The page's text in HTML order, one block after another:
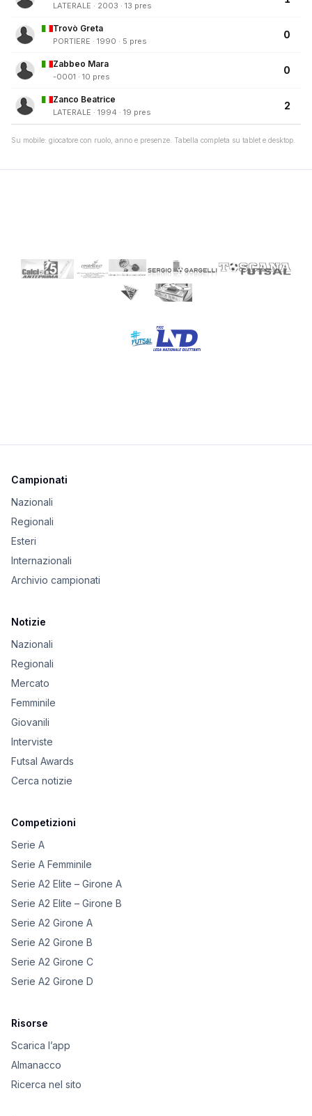
LATERALE · 2003 · 13 pres
Trovò Greta
PORTIERE · 1990 · 5 pres
0
Zabbeo Mara
-0001 · 10 pres
0
Zanco Beatrice
LATERALE · 1994 · 19 pres
2
Su mobile: giocatore con ruolo, anno e presenze. Tabella completa su tablet e desktop.
Campionati
Nazionali
Regionali
Esteri
Internazionali
Archivio campionati
Notizie
Nazionali
Regionali
Mercato
Femminile
Giovanili
Interviste
Futsal Awards
Cerca notizie
Competizioni
Serie A
Serie A Femminile
Serie A2 Elite – Girone A
Serie A2 Elite – Girone B
Serie A2 Girone A
Serie A2 Girone B
Serie A2 Girone C
Serie A2 Girone D
Risorse
Scarica l’app
Almanacco
Ricerca nel sito